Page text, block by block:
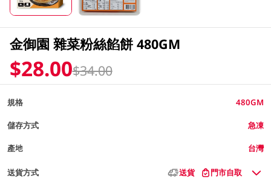
金御園 雜菜粉絲餡餅 480GM
$28.00$34.00
規格 480GM
儲存方式 急凍
產地 台灣
送貨方式 送貨 門市自取